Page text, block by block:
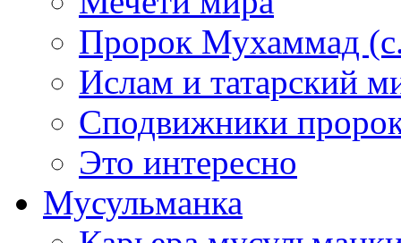
Пророк Мухаммад
Ислам и татарский
Сподвижники
Это интересно
Мусульманка